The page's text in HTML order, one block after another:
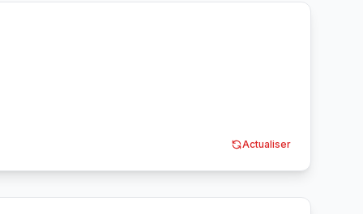
Actualiser